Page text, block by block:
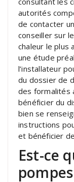
autorités
de contacter
conseiller sur
chaleur le
une étude
l’installateur
du dossier de
des formalités
bénéficier du
bien se
instructions
et bénéficier
Est-ce